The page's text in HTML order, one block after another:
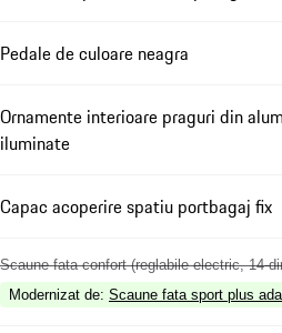
Pedale de culoare neagra
Ornamente interioare praguri din
iluminate
Capac acoperire spatiu portbagaj fix
Scaune fata confort (reglabile electric, 14-
Modernizat de: Scaune fata sport plus